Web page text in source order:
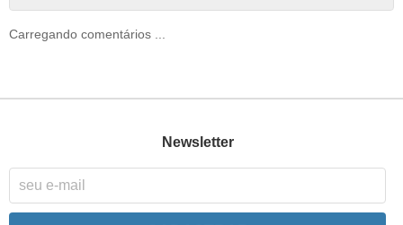
Carregando comentários ...
Newsletter